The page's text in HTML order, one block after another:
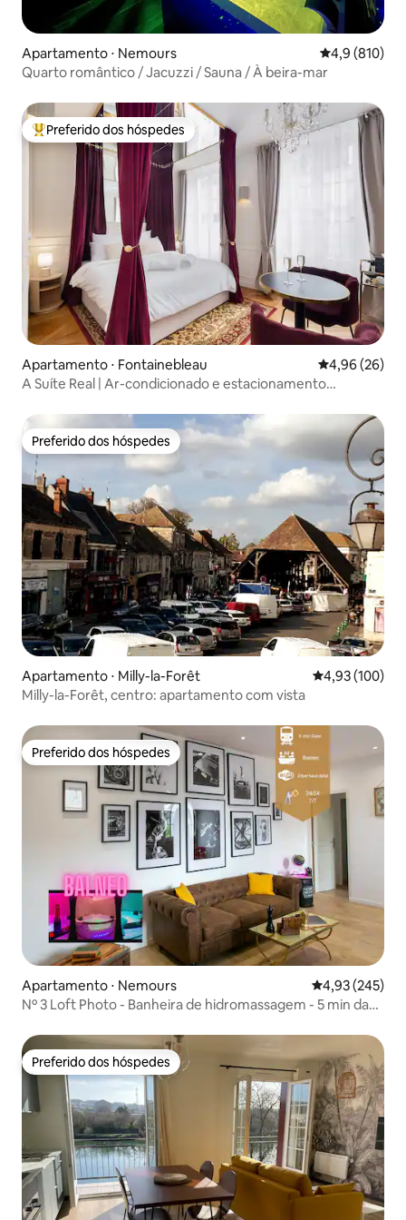
Apartamento ⋅ Nemours 4,9 de uma
4,9 (810)
Quarto romântico / Jacuzzi / Sauna / À beira-mar
Entre os melhores preferidos dos hóspedes
Preferido dos hóspedes
Apartamento ⋅ Fontainebleau 4,96 de uma
4,96 (26)
A Suíte Real | Ar-condicionado e estacionamento
Preferido dos hóspedes
Preferido dos hóspedes
Apartamento ⋅ Milly-la-Forêt 4,93 de uma
4,93 (100)
Milly-la-Forêt, centro: apartamento com vista
Preferido dos hóspedes
Preferido dos hóspedes
Apartamento ⋅ Nemours 4,93 de uma
4,93 (245)
Nº 3 Loft Photo - Banheira de hidromassagem - 5 min da
Preferido dos hóspedes
Preferido dos hóspedes